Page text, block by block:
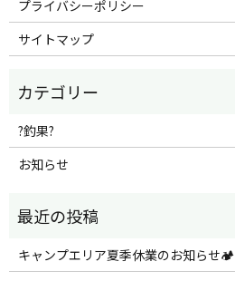
プライバシーポリシー
サイトマップ
?釣果?
お知らせ
キャンプエリア夏季休業のお知らせ🏕️